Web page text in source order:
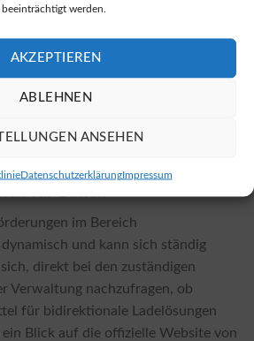
werden.
AKZEPTIEREN
ABLEHNEN
ANSEHEN
DatenschutzerklärungImpressum
Elektroinstallation beeinflussen die
sind die Kosten für eine
durch die erzielten
für Bönen
im Bereich
und kann sich ständig
direkt bei den zuständigen
Verwaltung nachzufragen, ob
für bidirektionale Ladelösungen
Blick auf die offizielle Website von